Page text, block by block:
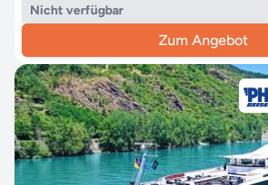
Nicht verfügbar
Zum Angebot